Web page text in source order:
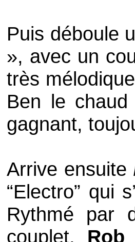
Puis déboule
», avec un
très
Ben le
gagnant,
Arrive ensuite
“Electro” qui
Rythmé par
couplet, Rob